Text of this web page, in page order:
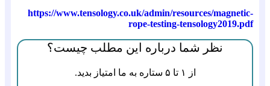
https://www.tensology.co.uk/admin/resources/magnetic-
rope-testing-tensology2019.pdf
نظر شما درباره این مطلب چیست؟
از ۱ تا ۵ ستاره به ما امتیاز بدید.